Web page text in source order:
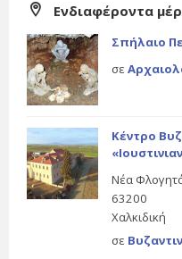
Ενδιαφέροντα
Σπήλαιο
σε
Κέντρο
Νέα
63200
Χαλκιδική
σε